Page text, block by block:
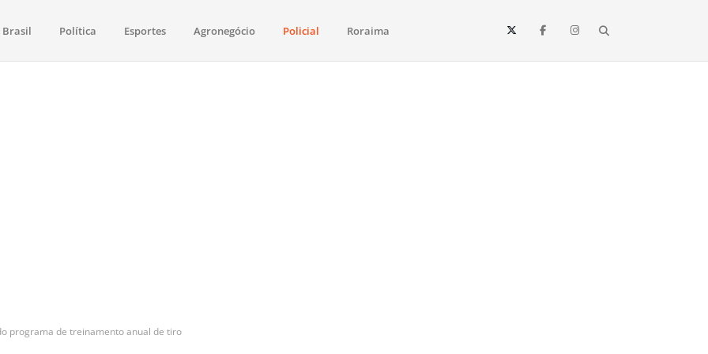
saúde, esportes, economia e os principais acontecimentos de Boa Vista e todo o estado de Roraima. Fique sempre informado
Brasil Política Esportes Agronegócio Policial Roraima
programa de treinamento anual de tiro